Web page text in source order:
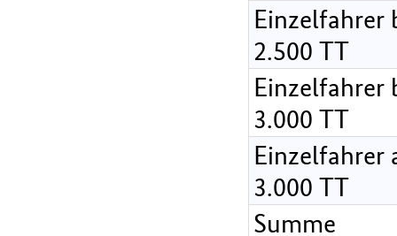
Einzelfahrer
2.500 TT
Einzelfahrer
3.000 TT
Einzelfahrer
3.000 TT
Summe